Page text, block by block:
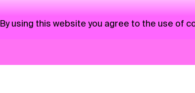
By using this website you agree to the use of